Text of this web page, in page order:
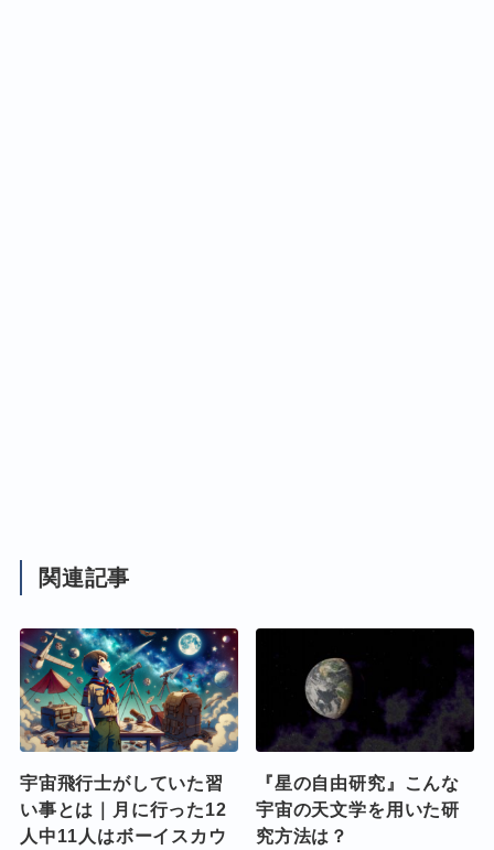
関連記事
宇宙飛行士がしていた習
い事とは｜月に行った12
人中11人はボーイスカウ
『星の自由研究』こんな
宇宙の天文学を用いた研
究方法は？